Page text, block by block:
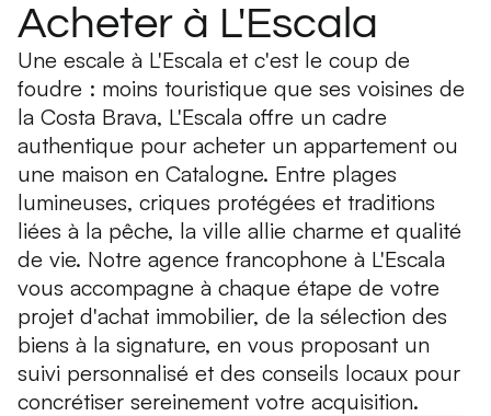
Acheter à L'Escala
Une escale à L'Escala et c'est le coup de
foudre : moins touristique que ses voisines de
la Costa Brava, L'Escala offre un cadre
authentique pour acheter un appartement ou
une maison en Catalogne. Entre plages
lumineuses, criques protégées et traditions
liées à la pêche, la ville allie charme et qualité
de vie. Notre agence francophone à L'Escala
vous accompagne à chaque étape de votre
projet d'achat immobilier, de la sélection des
biens à la signature, en vous proposant un
suivi personnalisé et des conseils locaux pour
concrétiser sereinement votre acquisition.